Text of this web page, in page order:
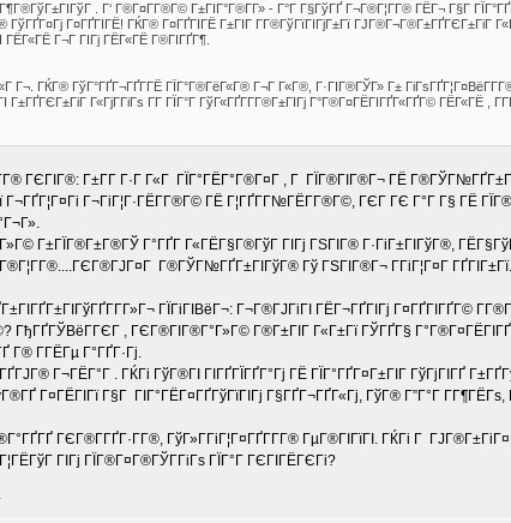
. Г‘ Г®Г¤Г­Г®Г© Г±ГІГ°Г®Г­Г» - Г°Г Г§ГўГҐ Г¬Г®Г¦Г­Г® ГЁГ¬ Г§Г
Г¤ГҐГІГЁ! ГЌГ® Г¤ГҐГІГЁ Г±ГІГ Г­Г®ГўГїГІГјГ±Гї ГЈГ®Г¬Г®Г±ГҐГЄГ±ГіГ
ГЁГ«ГЁ Г¬Г ГІГј ГЁГ«ГЁ Г®ГІГҐГ¶.
ГЌГ® ГўГ°ГҐГ¬ГҐГ­ГЁ ГЇГ°Г®ГёГ«Г® Г¬Г Г«Г®, Г·ГІГ®ГЎГ» Г±
Г«ГјГ­ГіГѕ Г­Г ГЇГ°Г ГўГ«ГҐГ­Г­Г®Г±ГІГј Г°Г®Г¤ГЁГІГҐГ«ГҐГ© ГЁГ«ГЁ ,
ГЄГІГ®: Г±Г­Г Г·Г Г«Г ГЇГ°ГЁГ°Г®Г¤Г , Г ГЇГ®ГІГ®Г¬ ГЁ
Г¬ГіГ¦Г·ГЁГ­Г®Г© ГЁ Г¦ГҐГ­Г№ГЁГ­Г®Г©, ГЄГ ГЄ Г°Г Г§ ГЁ
Г±ГЇГ®Г±Г®ГЎ Г°ГҐГ Г«ГЁГ§Г®ГўГ ГІГј ГЅГІГ® Г·ГіГ±ГІГўГ®,
Г®ГЎГ№ГҐГ±ГІГўГ® Гў ГЅГІГ®Г¬ Г­ГіГ¦Г¤Г
ГЇГіГІВёГ¬: Г¬Г®ГЈГіГІ ГЁГ¬ГҐГІГј Г¤ГҐГІГҐГ©
ГђГҐГЎВёГ­ГЄГ , ГЄГ®ГІГ®Г°Г»Г© Г®Г±ГІГ Г«Г±Гї ГЎГҐГ§
Г® Г­ГЁГµ Г°ГҐГ·Гј.
Г¬ГЁГ°Г . ГЌГі ГўГ®ГІ ГІГҐГЇГҐГ°Гј ГЁ ГЇГ°ГҐГ¤Г±ГІГ ГўГјГІГҐ
Г¤ГЁГІГї Г§Г ГІГ°ГЁГ¤ГҐГўГїГІГј Г§ГҐГ¬ГҐГ«Гј, ГўГ® Г”Г°Г
ГЄГ®Г­ГҐГ·Г­Г®, ГўГ»Г­ГіГ¦Г¤ГҐГ­Г­Г® ГµГ®ГІГїГІ. ГЌГі Г
ГІГј ГЇГ®Г¤Г®ГЎГ­ГіГѕ ГЇГ°Г ГЄГІГЁГЄГі?